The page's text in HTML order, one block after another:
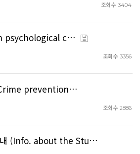
조회수 3404
psychological c…
조회수 3356
prevention…
조회수 2886
내 (Info. about the Stu…